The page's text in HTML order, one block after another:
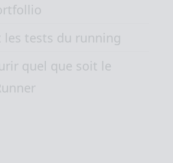
les tests du running
quel que soit le